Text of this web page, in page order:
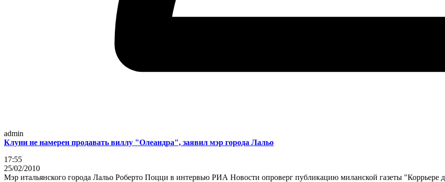
admin
Клуни не намерен продавать виллу "Олеандра", заявил мэр города Лальо
17:55
25/02/2010
Мэр итальянского города Лальо Роберто Поцци в интервью РИА Новости опроверг публикацию миланской газеты "Коррьере